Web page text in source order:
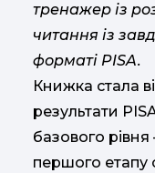
тренажер із
читання із
форматі PISA.
Книжка стала
результати
базового рівня
першого етапу